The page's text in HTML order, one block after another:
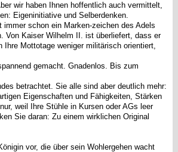
wir haben Ihnen hoffentlich auch vermittelt,
Eigeninitiative und Selberdenken.
schon ein Marken-zeichen des Adels
Von Kaiser Wilhelm II. ist überliefert, dass er
Mottotage weniger militärisch orientiert,
gemacht. Gnadenlos. Bis zum
betrachtet. Sie alle sind aber deutlich mehr:
Eigenschaften und Fähigkeiten, Stärken
weil Ihre Stühle in Kursen oder AGs leer
Sie daran: Zu einem wirklichen Original
vor, die über sein Wohlergehen wacht